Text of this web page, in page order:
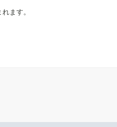
ます。